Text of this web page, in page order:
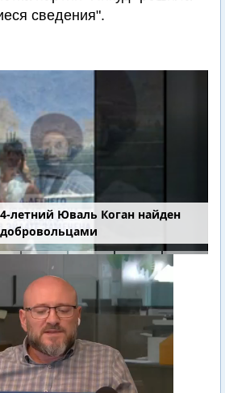
сведения".
4-летний Юваль Коган найден
добровольцами